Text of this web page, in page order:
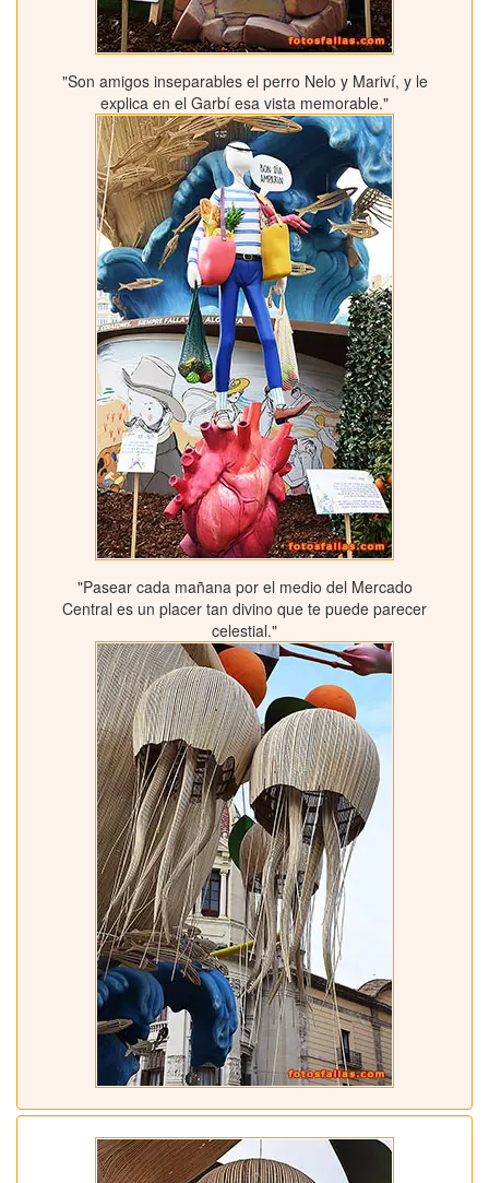
"Son amigos inseparables el perro Nelo y Mariví, y le
explica en el Garbí esa vista memorable."
"Pasear cada mañana por el medio del Mercado
Central es un placer tan divino que te puede parecer
celestial."